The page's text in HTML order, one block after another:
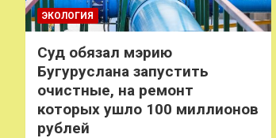
ЭКОЛОГИЯ
Суд обязал мэрию
Бугуруслана запустить
очистные, на ремонт
которых ушло 100 миллионов
рублей